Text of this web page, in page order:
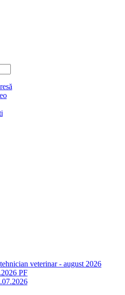
veterinar - august 2026
PF